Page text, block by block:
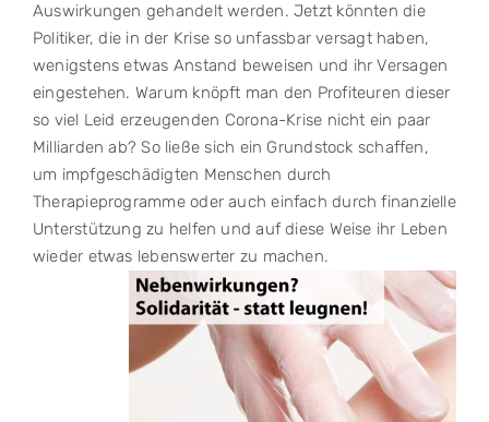
Auswirkungen gehandelt werden. Jetzt könnten die
Politiker, die in der Krise so unfassbar versagt haben,
wenigstens etwas Anstand beweisen und ihr Versagen
eingestehen. Warum knöpft man den Profiteuren dieser
so viel Leid erzeugenden Corona-Krise nicht ein paar
Milliarden ab? So ließe sich ein Grundstock schaffen,
um impfgeschädigten Menschen durch
Therapieprogramme oder auch einfach durch finanzielle
Unterstützung zu helfen und auf diese Weise ihr Leben
wieder etwas lebenswerter zu machen.